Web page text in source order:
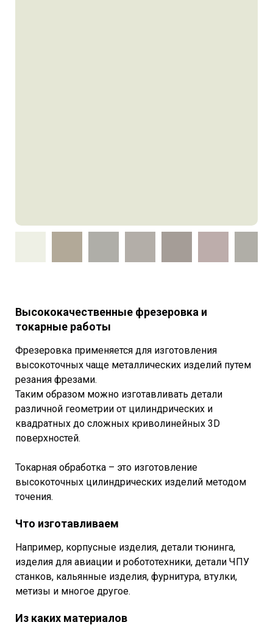
Высококачественные фрезеровка и
токарные работы
Фрезеровка применяется для изготовления
высокоточных чаще металлических изделий путем
резания фрезами.
Таким образом можно изготавливать детали
различной геометрии от цилиндрических и
квадратных до сложных криволинейных 3D
поверхностей.
Токарная обработка – это изготовление
высокоточных цилиндрических изделий методом
точения.
Что изготавливаем
Например, корпусные изделия, детали тюнинга,
изделия для авиации и робототехники, детали ЧПУ
станков, кальянные изделия, фурнитура, втулки,
метизы и многое другое.
Из каких материалов